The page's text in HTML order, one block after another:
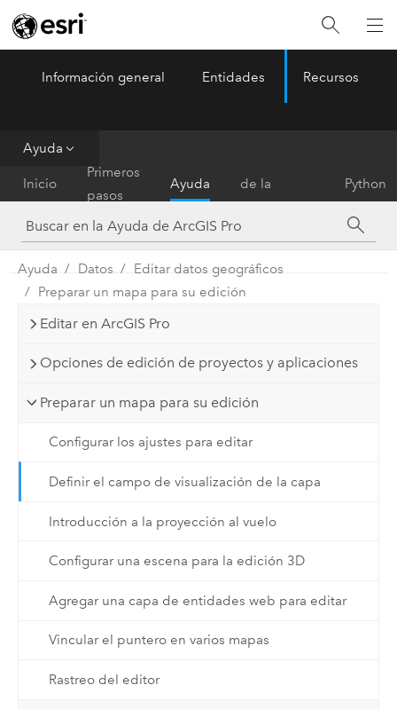
ArcGIS Pro Menu
Información general Entidades Recursos
Ayuda
Inicio
Primeros
pasos
Ayuda
de la
herramienta
Python
Ayuda Datos
Editar datos geográficos
Preparar un mapa para su edición
Editar en ArcGIS Pro
Opciones de edición de proyectos y aplicaciones
Preparar un mapa para su edición
Configurar los ajustes para editar
Definir el campo de visualización de la capa
Introducción a la proyección al vuelo
Configurar una escena para la edición 3D
Agregar una capa de entidades web para editar
Vincular el puntero en varios mapas
Rastreo del editor